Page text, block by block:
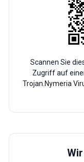
Scannen Sie
Zugriff auf
Trojan.Nymeria